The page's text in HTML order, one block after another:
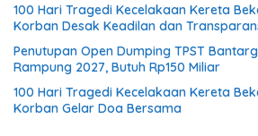
100 Hari Tragedi Kecelakaan Kereta
Korban Desak Keadilan dan
Penutupan Open Dumping TPST
Rampung 2027, Butuh Rp150 Miliar
100 Hari Tragedi Kecelakaan Kereta
Korban Gelar Doa Bersama